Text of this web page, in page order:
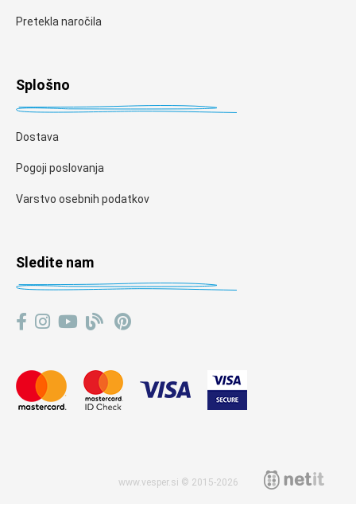
Pretekla naročila
Splošno
Dostava
Pogoji poslovanja
Varstvo osebnih podatkov
Sledite nam
www.vesper.si © 2015-2026